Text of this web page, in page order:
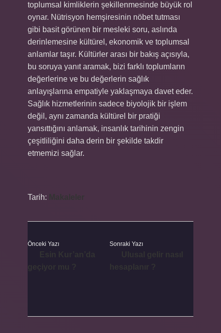
toplumsal kimliklerin şekillenmesinde büyük rol
oynar. Nütrisyon hemşiresinin nöbet tutması
gibi basit görünen bir mesleki soru, aslında
derinlemesine kültürel, ekonomik ve toplumsal
anlamlar taşır. Kültürler arası bir bakış açısıyla,
bu soruya yanıt aramak, bizi farklı toplumların
değerlerine ve bu değerlerin sağlık
anlayışlarına empatiyle yaklaşmaya davet eder.
Sağlık hizmetlerinin sadece biyolojik bir işlem
değil, aynı zamanda kültürel bir pratiği
yansıttığını anlamak, insanlık tarihinin zengin
çeşitliliğini daha derin bir şekilde takdir
etmemizi sağlar.
Tarih:
Önceki Yazı Sonraki Yazı